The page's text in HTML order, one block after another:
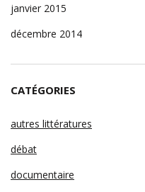
janvier 2015
décembre 2014
CATÉGORIES
autres littératures
débat
documentaire